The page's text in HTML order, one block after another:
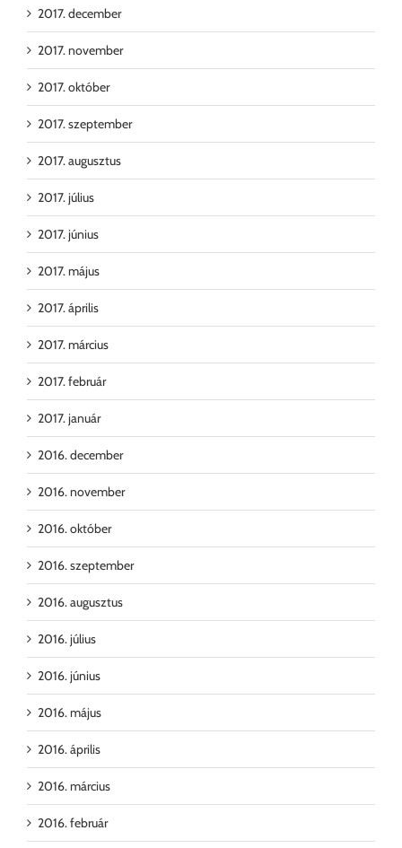
2017. december
2017. november
2017. október
2017. szeptember
2017. augusztus
2017. július
2017. június
2017. május
2017. április
2017. március
2017. február
2017. január
2016. december
2016. november
2016. október
2016. szeptember
2016. augusztus
2016. július
2016. június
2016. május
2016. április
2016. március
2016. február